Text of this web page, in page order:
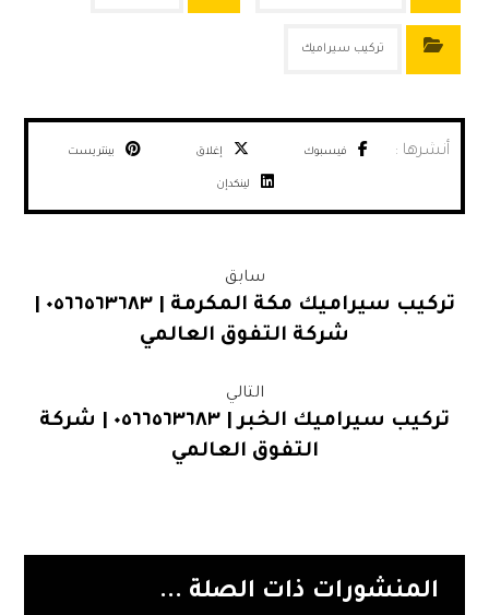
تركيب سيراميك
فيسبوك إغلاق بينتريست
لينكدإن
سابق
شركة التفوق العالمي
التالي
تركيب سيراميك الخبر | ٠٥٦٦٥٦٣٦٨٣ | شركة
التفوق العالمي
المنشورات ذات الصلة ...